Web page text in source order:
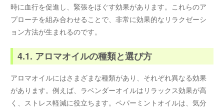
時に血行を促進し、緊張をほぐす効果があります。これらのア
プローチを組み合わせることで、非常に効果的なリラクゼーシ
ョン方法が生まれるのです。
4.1. アロマオイルの種類と選び方
アロマオイルにはさまざまな種類があり、それぞれ異なる効果
があります。例えば、ラベンダーオイルはリラックス効果が高
く、ストレス軽減に役立ちます。ペパーミントオイルは、気分